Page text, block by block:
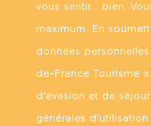
vous sentir… bien.
maximum. En
données
de-France Tourisme
d’évasion et de
générales